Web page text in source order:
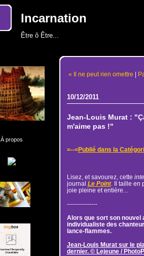
Incarnation
Être ô Être...
À propos
« Il ne peut rien omettre |
10/12/2011
Jean-Louis Murat :
m'aime pas !"
=--=Publié dans la
Lisez, et savourez, cette
journal Le Point. Il taille en
joie pleine et entière...
---------------
Alors que sort son nouvel
individualiste des
lance-flammes.
Jean-Louis Murat sur le
dernier. © Lejeune /